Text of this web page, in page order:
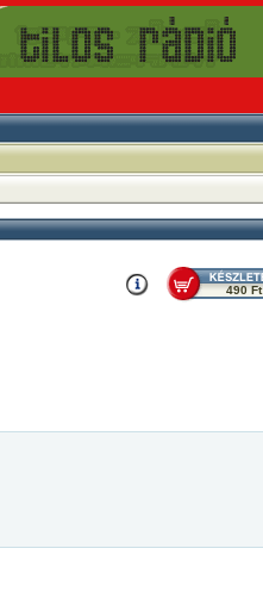
490 Ft